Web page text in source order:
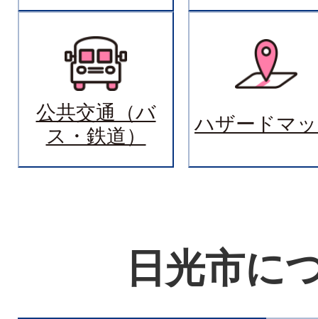
公共交通（バ
ス・鉄道）
ハザードマ
日光市に